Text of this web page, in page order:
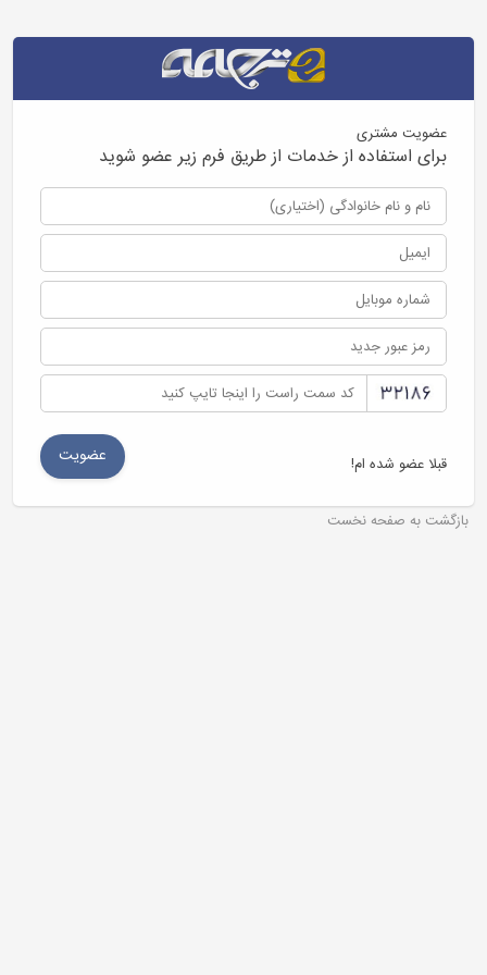
عضویت مشتری
برای استفاده از خدمات از طریق فرم زیر عضو شوید
قبلا عضو شده ام!
بازگشت به صفحه نخست